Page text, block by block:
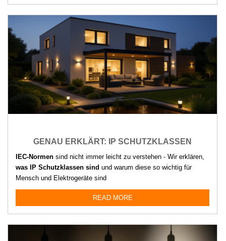
GENAU ERKLÄRT: IP SCHUTZKLASSEN
IEC-Normen sind nicht immer leicht zu verstehen - Wir erklären,
was IP Schutzklassen sind und warum diese so wichtig für
Mensch und Elektrogeräte sind
READ MORE